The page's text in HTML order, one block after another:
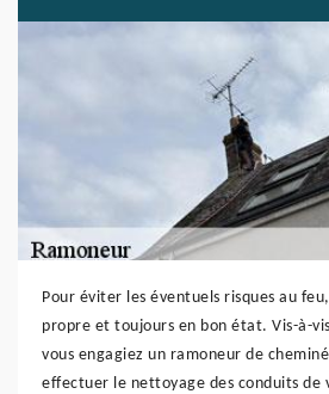
Pour éviter les éventuels risques au
propre et toujours en bon état. Vis-à-
vous engagiez un ramoneur de
effectuer le nettoyage des conduits de